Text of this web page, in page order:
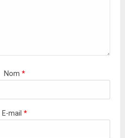
Nom *
E-mail *